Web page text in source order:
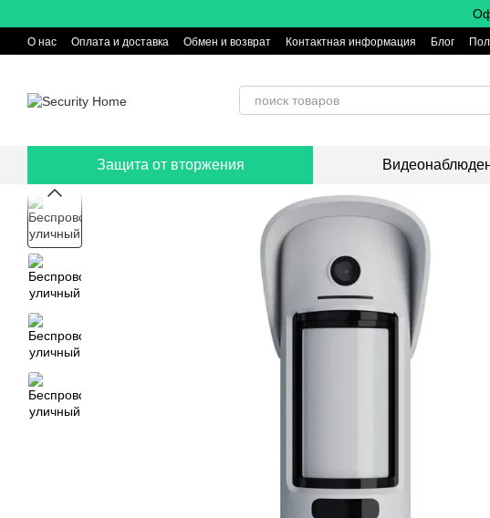
О нас Оплата и доставка Обмен и возврат Контактная информация Блог
Защита от вторжения